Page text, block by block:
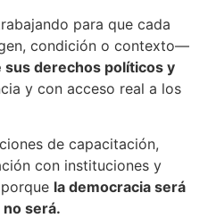
para que cada
condición o contexto—
derechos políticos y
y con acceso real a los
de capacitación,
con instituciones y
la democracia será
será.